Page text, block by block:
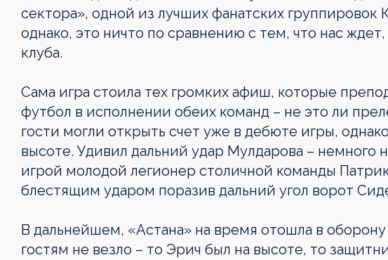
сектора», одной из лучших фанатских группировок
однако, это ничто по сравнению с тем, что нас
клуба.
Сама игра стоила тех громких афиш, которые
футбол в исполнении обеих команд – не это ли
гости могли открыть счет уже в дебюте игры,
высоте. Удивил дальний удар Мулдарова – немного
игрой молодой легионер столичной команды
блестящим ударом поразив дальний угол ворот
В дальнейшем, «Астана» на время отошла в оборону
гостям не везло – то Эрич был на высоте, то